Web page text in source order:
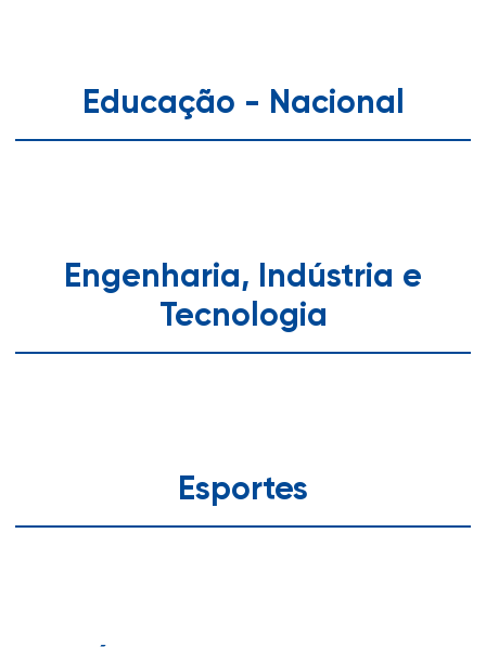
Educação - Nacional
Engenharia, Indústria e
Tecnologia
Esportes